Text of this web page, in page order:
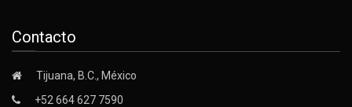
Contacto
Tijuana, B.C., México
+52 664 627 7590